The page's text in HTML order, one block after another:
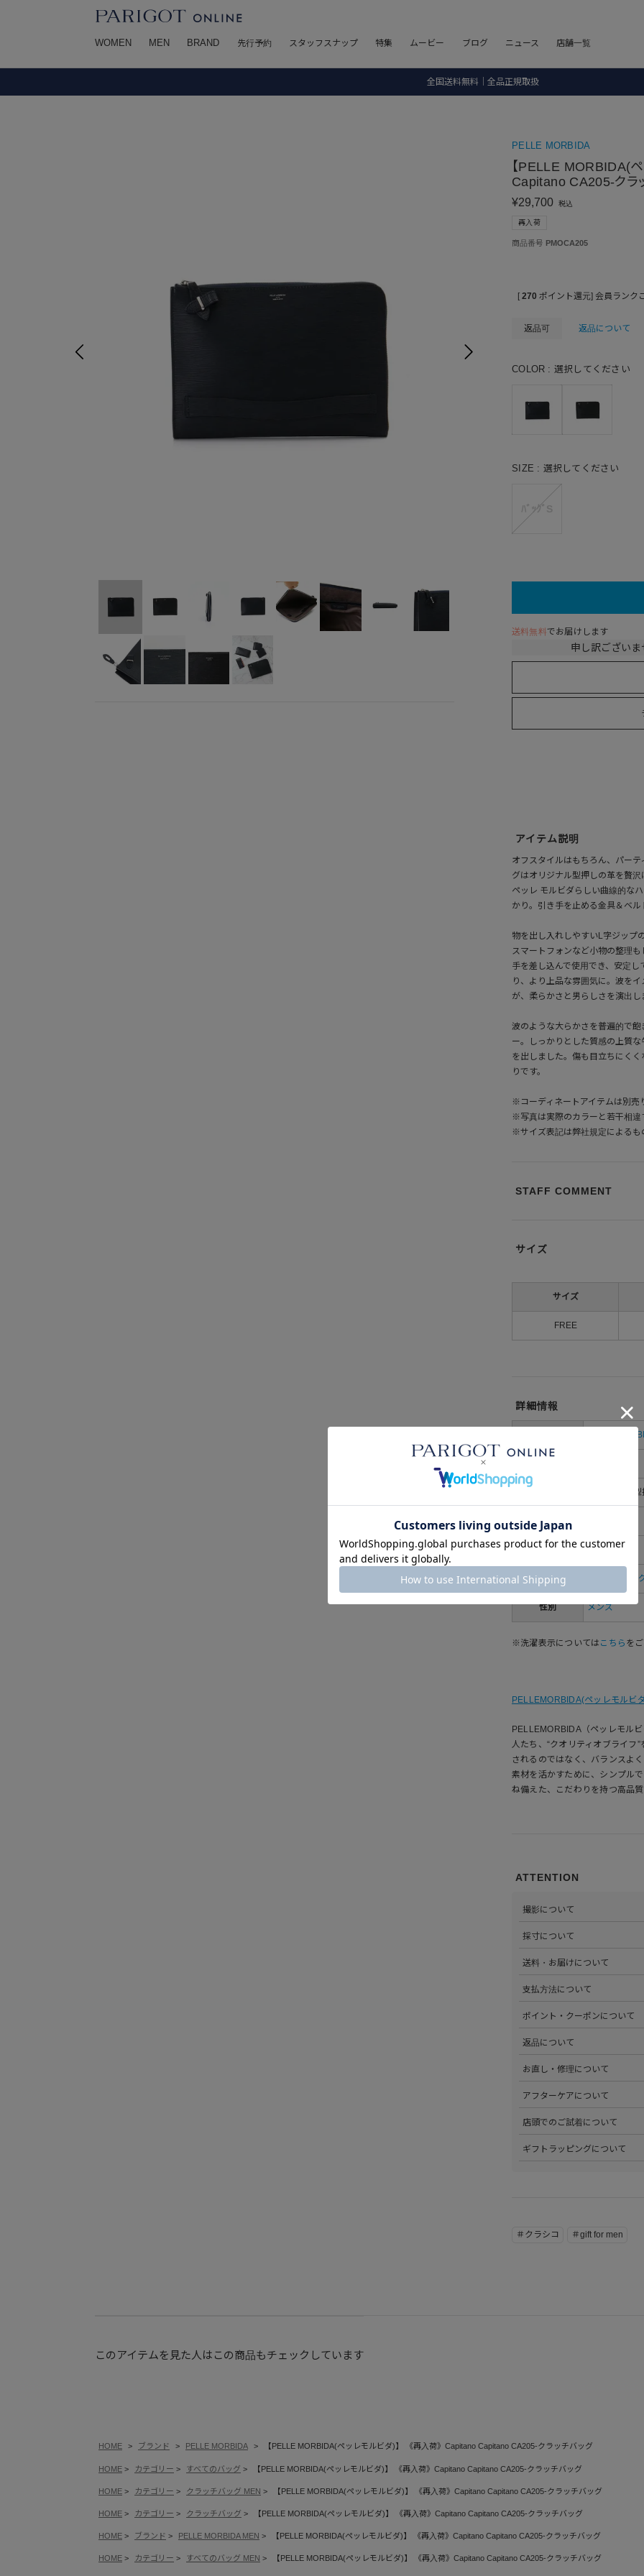
WOMEN MEN BRAND 先行予約 スタッフスナップ 特集 ムービー ブログ ニュース 店舗一覧
全国送料無料｜全品正規取扱
PELLE MORBIDA
【PELLE MORBIDA(ペ
Capitano CA205-クラ
¥29,700 税込
再入荷
商品番号 PMOCA205
[ 270 ポイント還元] 会員ランク
返品可 返品について
COLOR 選択してください
SIZE 選択してください
送料無料 でお届けします
申し訳ございま
アイテム説明
オフスタイルはもちろん、パー
グはオリジナル型押しの革を贅
ペッレ モルビダらしい曲線的な
かり。引き手を止める金具＆ベル
物を出し入れしやすいL字ジップ
スマートフォンなど小物の整理
手を差し込んで使用でき、安定
り、より上品な雰囲気に。波を
が、柔らかさと男らしさを演出し
波のような大らかさを普遍的で
ー。しっかりとした質感の上質
を出しました。傷も目立ちにく
りです。
※コーディネートアイテムは別売
※写真は実際のカラーと若干相違
※サイズ表記は弊社規定によるも
STAFF COMMENT
サイズ
サイズ
FREE
詳細情報
PELLE
素材：牛革(
取り扱い
生産国 日本
カテゴリ すべてのバッ
性別 メンズ
※洗濯表示については こちら を
PELLEMORBIDA(ペッレモルビ
PELLEMORBIDA（ペッレモル
人たち、“クオリティオブライフ
されるのではなく、バランスよ
素材を活かすために、シンプル
ね備えた、こだわりを持つ高品質
ATTENTION
撮影について
心がけています。詳しくは
採寸について
部サイズタブか、または
送料・お届けについて
ださい。
支払方法について
・クレジットカード払い（
・PayPay
分割払いやご利用可能なクレ
ポイント・クーポンについて
す。
発行中のクーポンはマイペー
返品について
確認ください。
お直し・修理について
>修理については内容を確認
詳しくはこちらをご覧ください
アフターケアについて
店頭でのご試着について
くはこちらをご覧ください。
ギフトラッピングについて
＃クラシコ ＃gift for men
このアイテムを見た人はこの商品もチェックしています
HOME ブランド PELLE MORBIDA 【PELLE MORBIDA(ペッレモルビダ)】 《再入荷》Capitano Capitano CA205-クラッチバッグ
HOME カテゴリー すべてのバッグ 【PELLE MORBIDA(ペッレモルビダ)】 《再入荷》Capitano Capitano CA205-クラッチバッグ
HOME カテゴリー クラッチバッグ MEN 【PELLE MORBIDA(ペッレモルビダ)】 《再入荷》Capitano Capitano CA205-クラッチバッグ
HOME カテゴリー クラッチバッグ 【PELLE MORBIDA(ペッレモルビダ)】 《再入荷》Capitano Capitano CA205-クラッチバッグ
HOME ブランド PELLE MORBIDA MEN 【PELLE MORBIDA(ペッレモルビダ)】 《再入荷》Capitano Capitano CA205-クラッチバッグ
HOME カテゴリー すべてのバッグ MEN 【PELLE MORBIDA(ペッレモルビダ)】 《再入荷》Capitano Capitano CA205-クラッチバッグ